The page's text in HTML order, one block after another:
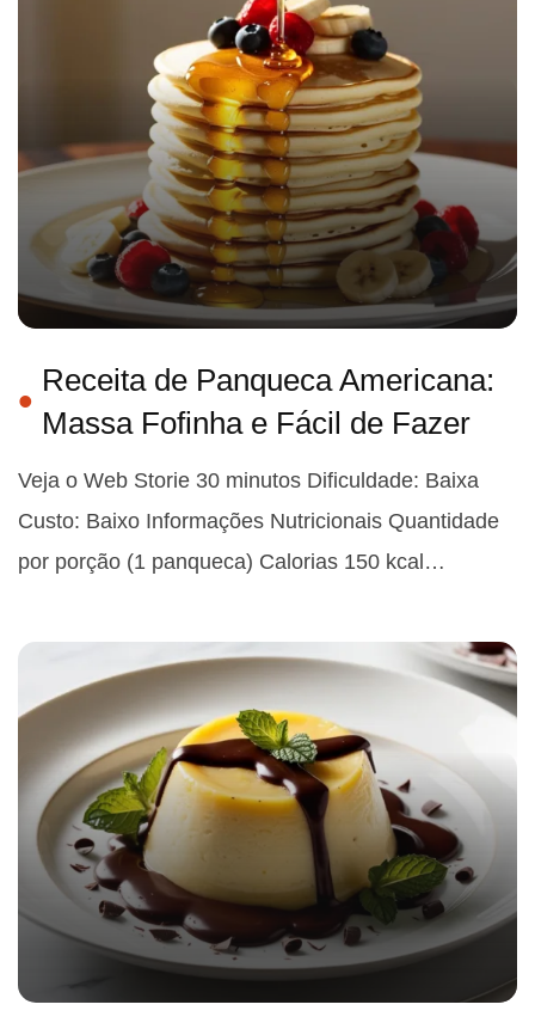
Receita de Panqueca Americana:
Massa Fofinha e Fácil de Fazer
Veja o Web Storie 30 minutos Dificuldade: Baixa
Custo: Baixo Informações Nutricionais Quantidade
por porção (1 panqueca) Calorias 150 kcal…